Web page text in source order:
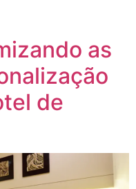
as
de